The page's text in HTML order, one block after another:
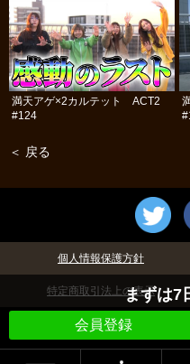
まずは7
会員登録
満天アゲ×2カルテット ACT2
#124
＜ 戻る
個人情報保護方針
特定商取引法上の表示
©